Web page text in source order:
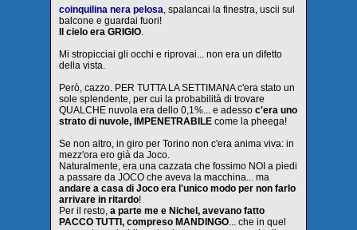
coinquilina nera pelosa, spalancai la finestra, uscii sul
balcone e guardai fuori!
Il cielo era GRIGIO.
Mi stropicciai gli occhi e riprovai... non era un difetto
della vista.
Però, cazzo. PER TUTTA LA SETTIMANA c'era stato un
sole splendente, per cui la probabilità di trovare
QUALCHE nuvola era dello 0,1%... e adesso c'era uno
strato di nuvole, IMPENETRABILE come la pheega!
Se non altro, in giro per Torino non c'era anima viva: in
mezz'ora ero già da Joco.
Naturalmente, era una cazzata che fossimo NOI a piedi
a passare da JOCO che aveva la macchina... ma
andare a casa di Joco era l'unico modo per non farlo
arrivare in ritardo!
Per il resto, a parte me e Nichel, avevano fatto
PACCO TUTTI, compreso MANDINGO... che in quel